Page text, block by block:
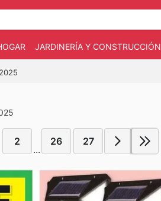
JARDINERÍA Y CONSTRUCCIÓN
2
...
26 27